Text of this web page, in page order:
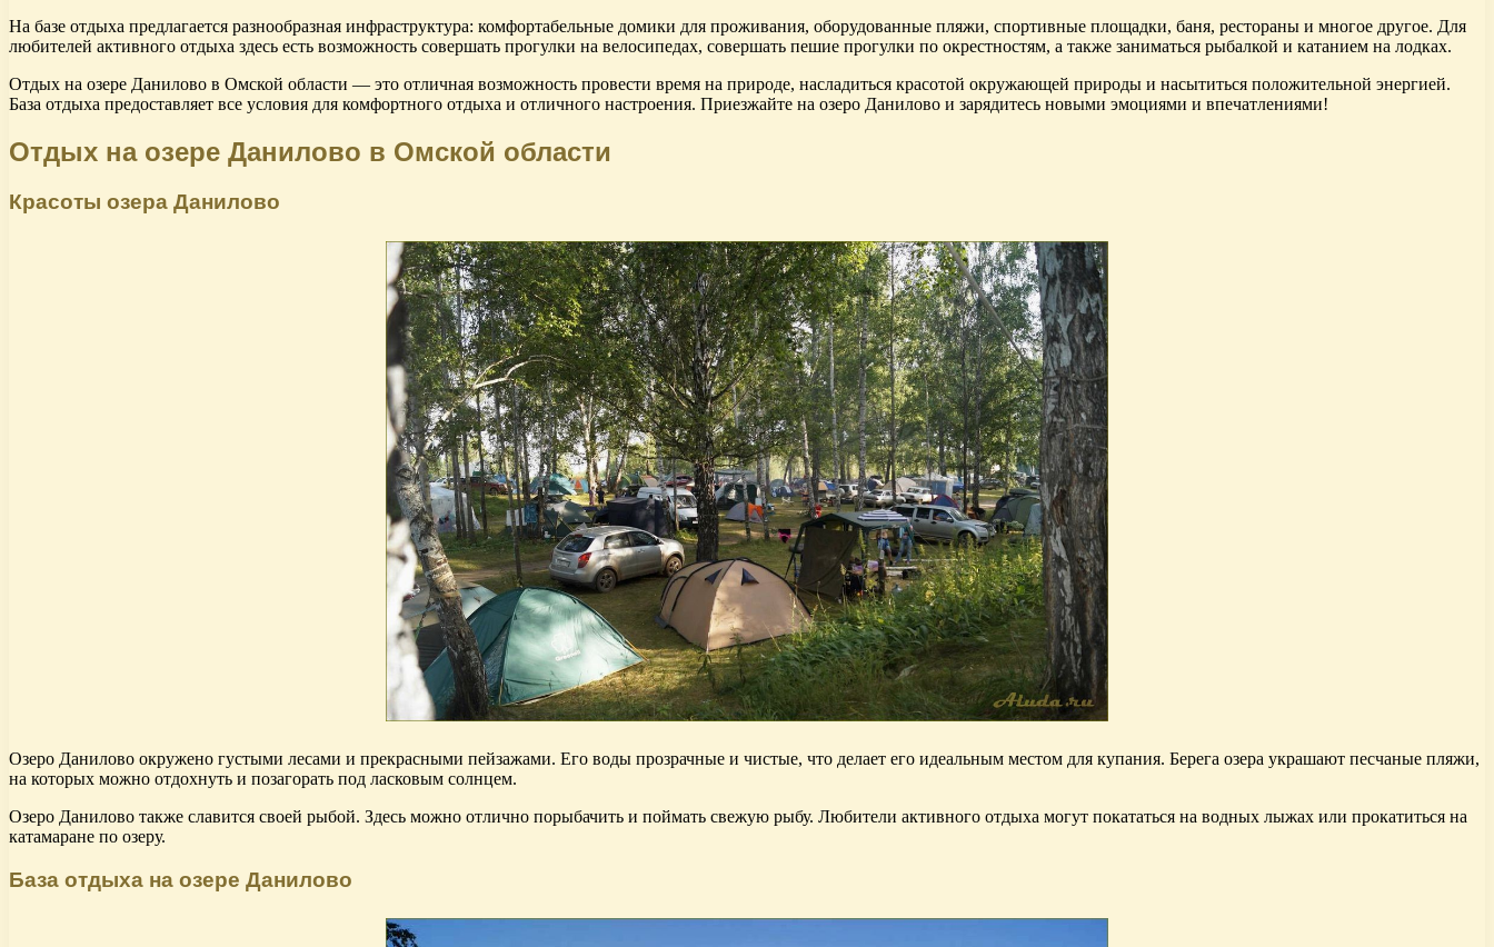
На базе отдыха предлагается разнообразная инфраструктура: комфортабельные домики для проживания, оборудованные пляжи, спортивные площадки, баня, рестораны и многое другое. Для
любителей активного отдыха здесь есть возможность совершать прогулки на велосипедах, совершать пешие прогулки по окрестностям, а также заниматься рыбалкой и катанием на лодках.
Отдых на озере Данилово в Омской области — это отличная возможность провести время на природе, насладиться красотой окружающей природы и насытиться положительной энергией.
База отдыха предоставляет все условия для комфортного отдыха и отличного настроения. Приезжайте на озеро Данилово и зарядитесь новыми эмоциями и впечатлениями!
Отдых на озере Данилово в Омской области
Красоты озера Данилово
Озеро Данилово окружено густыми лесами и прекрасными пейзажами. Его воды прозрачные и чистые, что делает его идеальным местом для купания. Берега озера украшают песчаные пляжи,
на которых можно отдохнуть и позагорать под ласковым солнцем.
Озеро Данилово также славится своей рыбой. Здесь можно отлично порыбачить и поймать свежую рыбу. Любители активного отдыха могут покататься на водных лыжах или прокатиться на
катамаране по озеру.
База отдыха на озере Данилово